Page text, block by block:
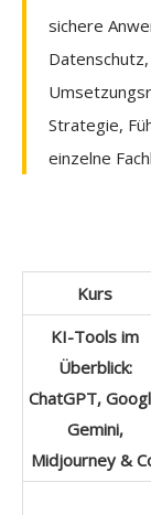
sichere
Strategie,
einzelne
Kurs
KI-Tools im
Überblick:
ChatGPT,
Gemini,
Midjourney &